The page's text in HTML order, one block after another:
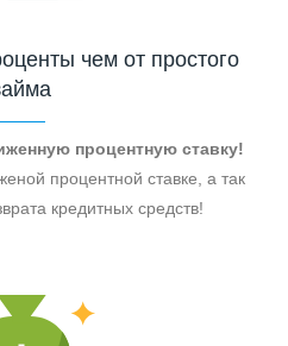
чем от простого
процентную ставку!
процентной ставке, а так
кредитных средств!